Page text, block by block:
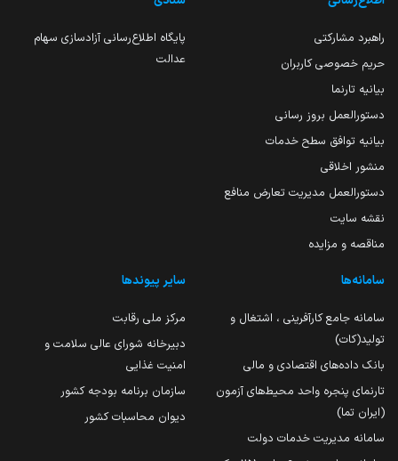
راهبرد مشارکتی
حریم خصوصی کاربران
بیانیه تارنما
دستورالعمل بروز رسانی
بیانیه توافق سطح خدمات
منشور اخلاقی
دستورالعمل مدیریت تعارض منافع
نقشه سایت
مناقصه و مزایده
پایگاه اطلاع‌رسانی آزادسازی سهام
عدالت
سامانه‌ها
سامانه جامع کارآفرینی ، اشتغال و
تولید(کات)
بانک داده‌های اقتصادی و مالی
تارنمای پنجره واحد محیط‌های آزمون
(ایران تما)
سامانه مدیریت خدمات دولت
سایر پیوندها
مرکز ملی رقابت
دبیرخانه شورای عالی سلامت و
امنیت غذایی
سازمان برنامه بودجه کشور
دیوان محاسبات کشور